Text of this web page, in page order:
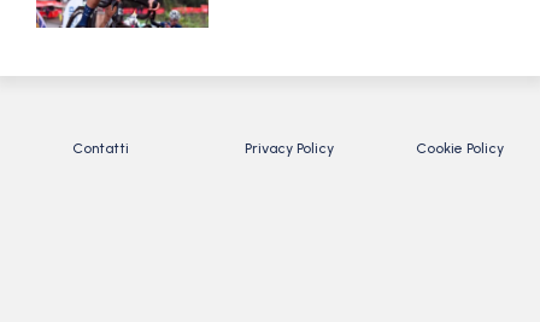
Contatti Privacy Policy Cookie Policy